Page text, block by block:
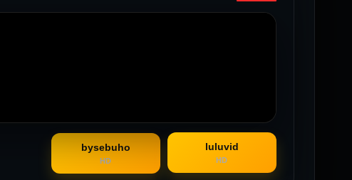
luluvid
HD
bysebuho
HD